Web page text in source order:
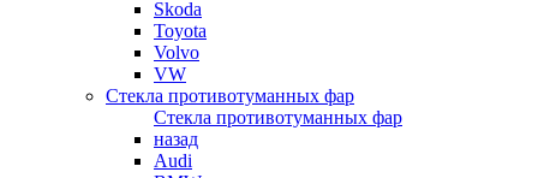
Skoda
Toyota
Volvo
VW
Стекла противотуманных фар
Стекла противотуманных фар
назад
Audi